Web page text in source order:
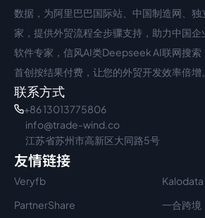
数据，为阿里巴巴国际站、中国制造网、
家，提供外贸流程全步骤支持，助力中国
软件专家，信风AI类Deepseek AI联网搜索
首创按结果付费，让您的外贸开发效率倍增。
联系方式
+86 13013775806
info@trade-wind.co
江苏省苏州市高新区大同路5号
友情链接
Veryfb
Kalodata
PartnerShare
一合跨境